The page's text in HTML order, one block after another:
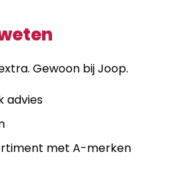
Gewoon bij Joop.
advies
met A-merken